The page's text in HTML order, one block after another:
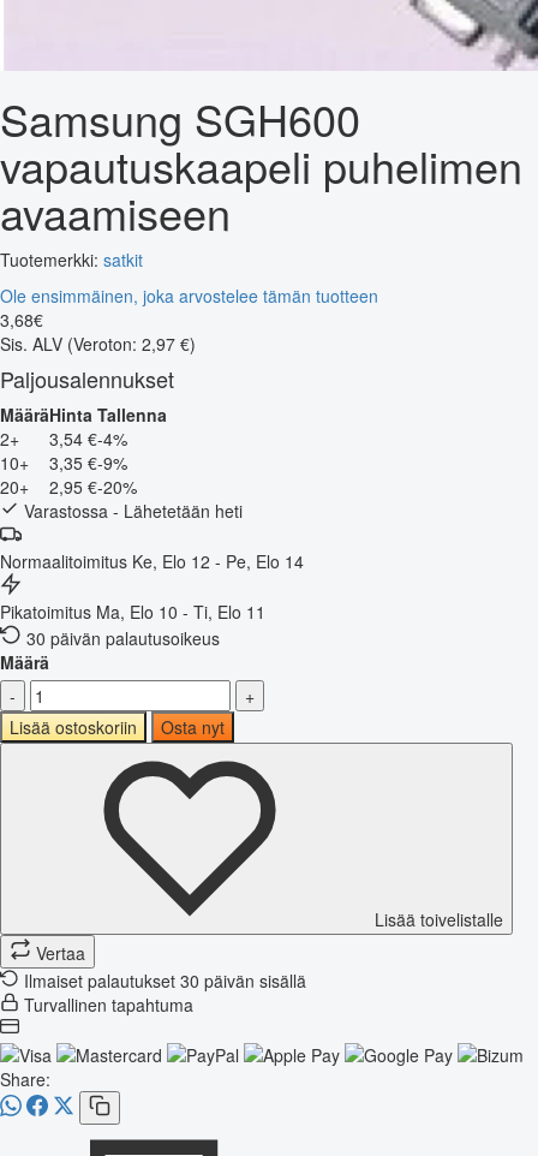
Samsung SGH600
vapautuskaapeli puhelimen
avaamiseen
Tuotemerkki: satkit
Ole ensimmäinen, joka arvostelee tämän tuotteen
3,68€
Sis. ALV (Veroton: 2,97 €)
Paljousalennukset
MääräHinta Tallenna
2+
3,54 €-4%
10+
3,35 €-9%
20+
2,95 €-20%
Varastossa - Lähetetään heti
Normaalitoimitus Ke, Elo 12 - Pe, Elo 14
Pikatoimitus Ma, Elo 10 - Ti, Elo 11
30 päivän palautusoikeus
Määrä
-
+
Lisää ostoskoriin
Osta nyt
Lisää toivelistalle
Vertaa
Ilmaiset palautukset 30 päivän sisällä
Turvallinen tapahtuma
Share: